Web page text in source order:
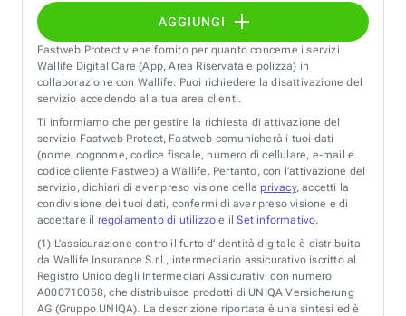
AGGIUNGI
Fastweb Protect viene fornito per quanto concerne i servizi
Wallife Digital Care (App, Area Riservata e polizza) in
collaborazione con Wallife. Puoi richiedere la disattivazione del
servizio accedendo alla tua area clienti.
Ti informiamo che per gestire la richiesta di attivazione del
servizio Fastweb Protect, Fastweb comunicherà i tuoi dati
(nome, cognome, codice fiscale, numero di cellulare, e-mail e
codice cliente Fastweb) a Wallife. Pertanto, con l’attivazione del
servizio, dichiari di aver preso visione della privacy, accetti la
condivisione dei tuoi dati, confermi di aver preso visione e di
accettare il regolamento di utilizzo e ilSet informativo.
(1) L’assicurazione contro il furto d’identità digitale è distribuita
da Wallife Insurance S.r.l., intermediario assicurativo iscritto al
Registro Unico degli Intermediari Assicurativi con numero
A000710058, che distribuisce prodotti di UNIQA Versicherung
AG (Gruppo UNIQA). La descrizione riportata è una sintesi ed è